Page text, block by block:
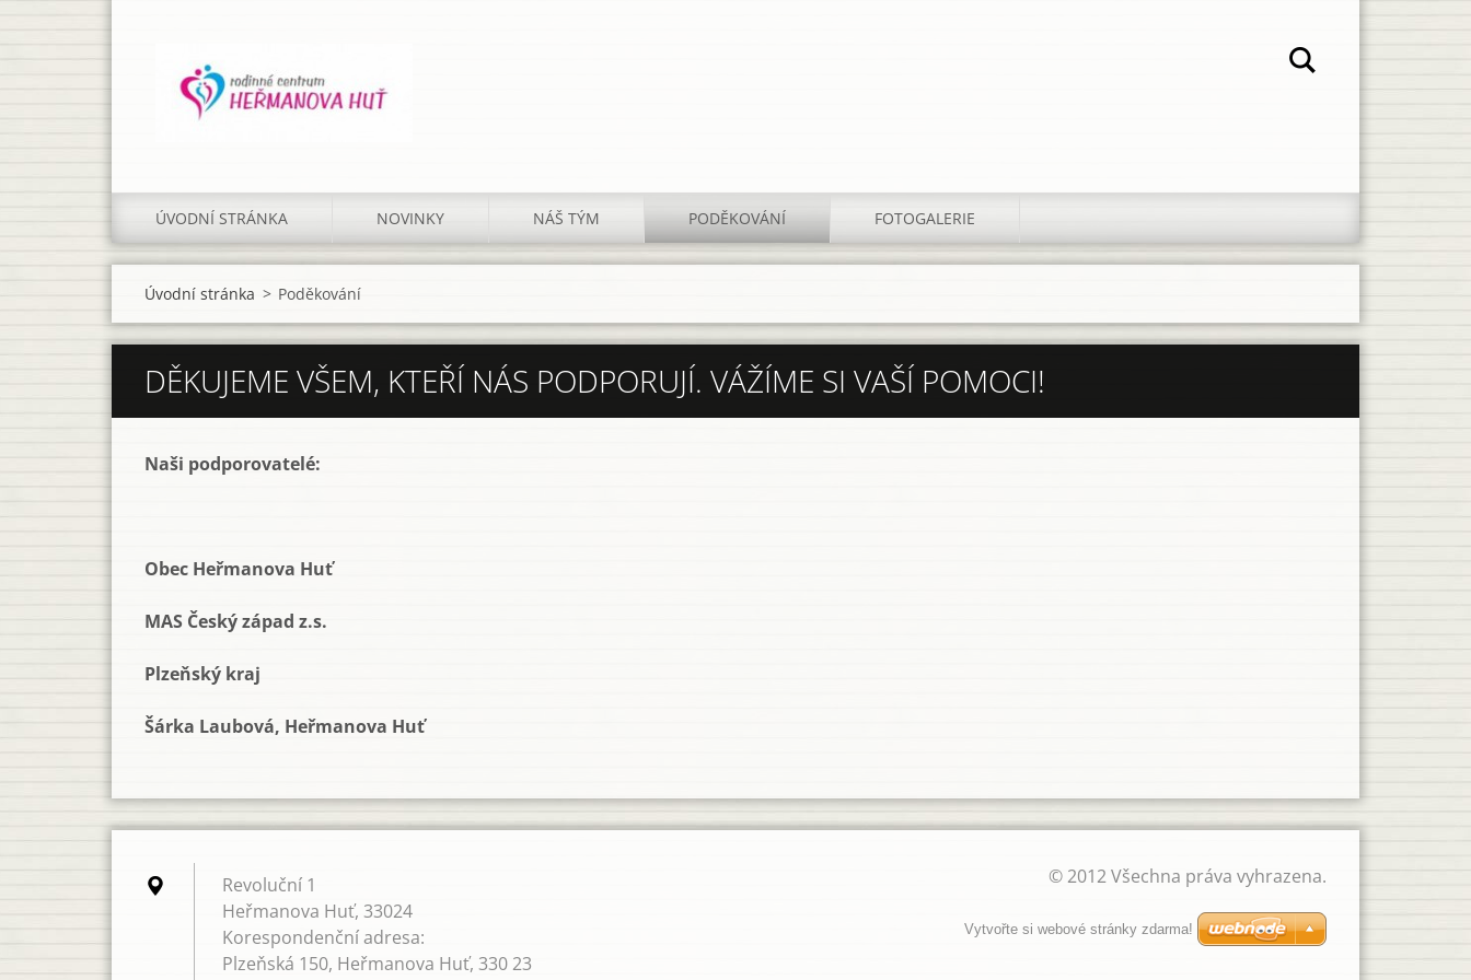
ÚVODNÍ STRÁNKA NOVINKY NÁŠ TÝM PODĚKOVÁNÍ FOTOGALERIE
Úvodní stránka > Poděkování
DĚKUJEME VŠEM, KTEŘÍ NÁS PODPORUJÍ. VÁŽÍME SI VAŠÍ POMOCI!
Naši podporovatelé:
Obec Heřmanova Huť
MAS Český západ z.s.
Plzeňský kraj
Šárka Laubová, Heřmanova Huť
Revoluční 1
Heřmanova Huť, 33024
Korespondenční adresa:
Plzeňská 150, Heřmanova Huť, 330 23
© 2012 Všechna práva vyhrazena.
Vytvořte si webové stránky zdarma!